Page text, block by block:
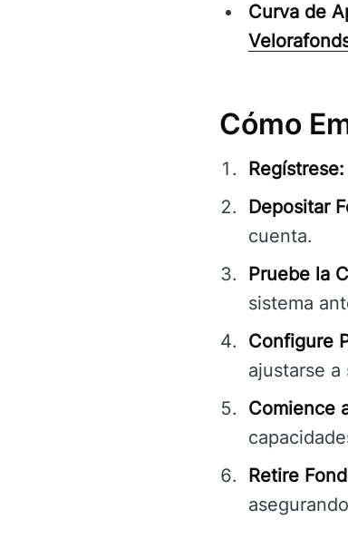
Curva de
Cómo
Regístrese:
Depositar
cuenta.
Pruebe la
sistema
Configure
ajustarse a
Comience
Retire